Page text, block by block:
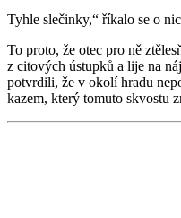
Tyhle slečinky,“ říkalo se o
To proto, že otec pro ně
z citových ústupků a lije na
potvrdili, že v okolí hradu
kazem, který tomuto skvostu